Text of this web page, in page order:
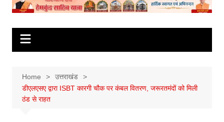
Home
उत्तराखंड
डीएलएसए द्वारा ISBT कारगी चौक पर कंबल वितरण, जरूरतमंदों को मिली
ठंड से राहत